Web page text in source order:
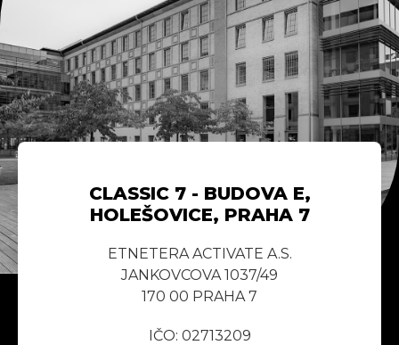
CLASSIC 7 - BUDOVA E,
HOLEŠOVICE, PRAHA 7
ETNETERA ACTIVATE A.S.
JANKOVCOVA 1037/49
170 00 PRAHA 7
IČO: 02713209